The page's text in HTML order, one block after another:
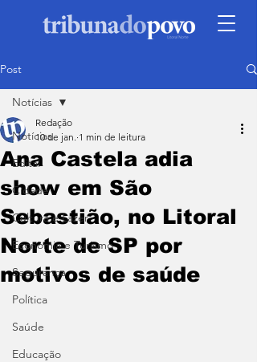
Post
Notícias
Edital
Cidade
Cultura e Lazer
Economia e Turismo
Segurança
Política
Saúde
Educação
Notícias
Ana Castela adia
show em São
Sebastião, no Litoral
Norte de SP por
motivos de saúde
Redação
10 de jan. 1 min de leitura